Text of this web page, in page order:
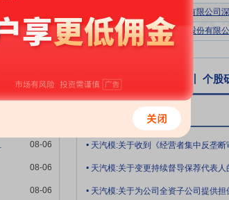
技术水平要求较高，公司在行业内拥有明显的技
析和模具结构设计的数据库，为模具开发提供了
具全三维实体设计、100%的模具设计防干涉检查
、机械触指等各种原理的大型测量设备和技术都达
了具有国际先进水平的CAE/CAD/CAM系统，建立
共享。公司主要生产设备包括大型高速数控机床、
和合理的人才结构。截至2025年12月末，公司在职
、专业制造”的原则，通过控股、参股的方式，集
华宝证券股份有限公司
179.99 0.04% 东方财富证券股份有限
个股资讯 行业资讯 公告 个股
的二次开发 08-06
08-06
08-06
天汽模公告
.
. 天汽模:关于变更持续督导保荐代表人
. 天汽模:关于为公司全资子公司提供担